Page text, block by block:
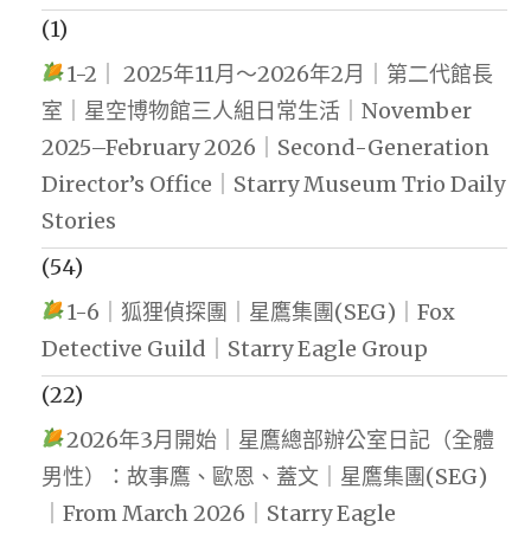
(1)
1-2｜ 2025年11月～2026年2月｜第二代館長
室｜星空博物館三人組日常生活｜November
2025–February 2026｜Second-Generation
Director’s Office｜Starry Museum Trio Daily
Stories
(54)
1-6｜狐狸偵探團｜星鷹集團(SEG)｜Fox
Detective Guild｜Starry Eagle Group
(22)
2026年3月開始｜星鷹總部辦公室日記（全體
男性）：故事鷹、歐恩、蓋文｜星鷹集團(SEG)
｜From March 2026｜Starry Eagle